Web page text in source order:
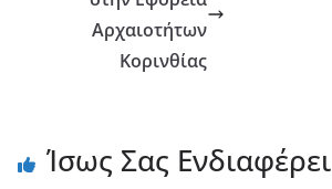
Αρχαιοτήτων
Κορινθίας
Ίσως Σας Ενδιαφέρει